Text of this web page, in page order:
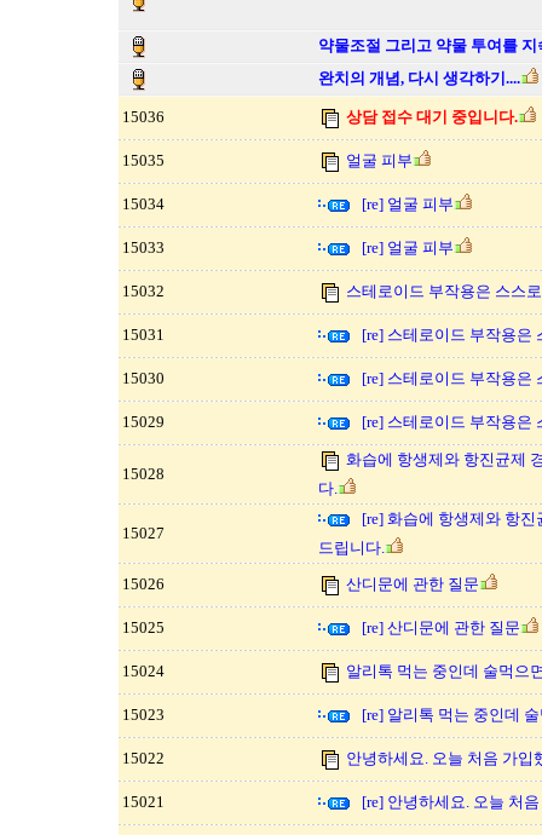
약물조절 그리고 약물 투여를
완치의 개념, 다시 생각하기....
15036 상담 접수 대기 중입니다.
15035 얼굴 피부
15034 [re] 얼굴 피부
15033 [re] 얼굴 피부
15032 스테로이드 부작용은 스스
15031 [re] 스테로이드 부작용은
15030 [re] 스테로이드 부작용은
15029 [re] 스테로이드 부작용은
15028
화습에 항생제와 항진균제
다.
15027
[re] 화습에 항생제와 항
드립니다.
15026
산디문에 관한 질문
15025 [re] 산디문에 관한 질문
15024 알리톡 먹는 중인데 술먹으
15023 [re] 알리톡 먹는 중인데
15022 안녕하세요. 오늘 처음 가입
15021 [re] 안녕하세요. 오늘 처